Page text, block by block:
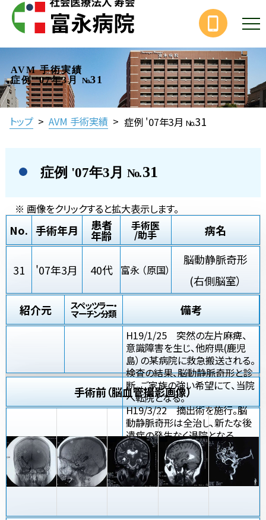
AVM 手術実績
症例 '07年3月
No.31
トップ > AVM 手術実績 > 症例 '07年3月 No.31
症例 '07年3月 No.31
※ 画像をクリックすると拡大表示します。
No. 手術年月 患者
年齢
手術医
/助手 病名
31 '07年3月 40代 富永 （原国）
脳動静脈奇形
(右側脳室）
紹介元
スペッツラー・
マーチン分類 備考
H19/1/25 突然の左片麻痺、
意識障害を生じ、他府県(鹿児
島）の某病院に救急搬送される。
検査の結果、脳動静脈奇形と診
断。ご家族の強い希望にて、当院
へ転院となる。
H19/3/22 摘出術を施行。脳
動静脈奇形は全治し、新たな後
遺症の発生なく退院となる。
手術前（脳血管撮影画像）